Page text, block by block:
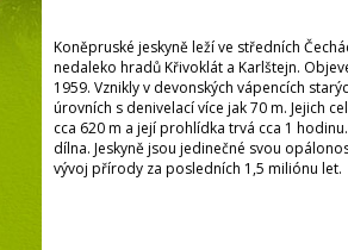
Koněpruské jeskyně leží ve středních
nedaleko hradů Křivoklát a Karlštejn.
1959. Vznikly v devonských vápencích
úrovních s denivelací více jak 70 m. Jejich
cca 620 m a její prohlídka trvá cca 1
dílna. Jeskyně jsou jedinečné svou
vývoj přírody za posledních 1,5 miliónu let.